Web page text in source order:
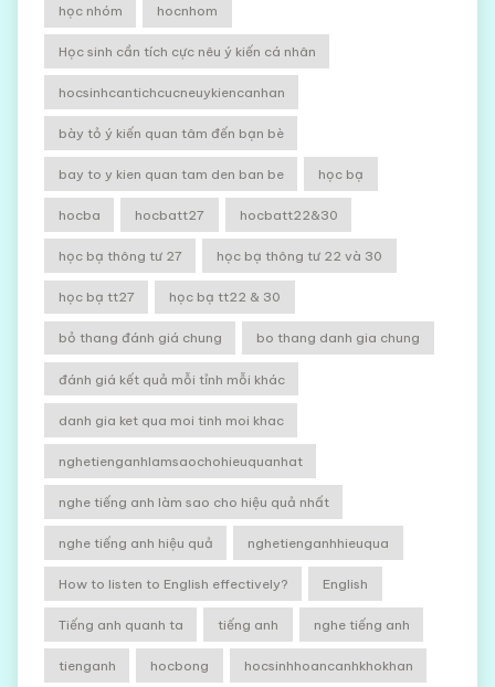
học nhóm hocnhom
Học sinh cần tích cực nêu ý kiến cá nhân
hocsinhcantichcucneuykiencanhan
bày tỏ ý kiến quan tâm đến bạn bè
bay to y kien quan tam den ban be học bạ
hocba hocbatt27 hocbatt22&30
học bạ thông tư 27 học bạ thông tư 22 và 30
học bạ tt27 học bạ tt22 & 30
bỏ thang đánh giá chung bo thang danh gia chung
đánh giá kết quả mỗi tỉnh mỗi khác
danh gia ket qua moi tinh moi khac
nghetienganhlamsaochohieuquanhat
nghe tiếng anh làm sao cho hiệu quả nhất
nghe tiếng anh hiệu quả nghetienganhhieuqua
How to listen to English effectively? English
Tiếng anh quanh ta tiếng anh nghe tiếng anh
tienganh hocbong hocsinhhoancanhkhokhan